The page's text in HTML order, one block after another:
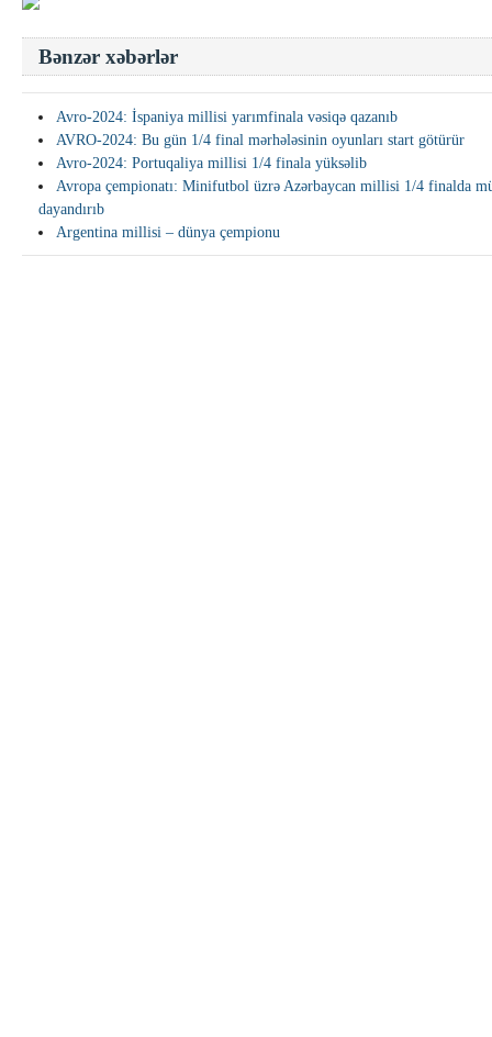
Bənzər xəbərlər
Avro-2024: İspaniya millisi yarımfinala vəsiqə qazanıb
AVRO-2024: Bu gün 1/4 final mərhələsinin oyunları start götürür
Avro-2024: Portuqaliya millisi 1/4 finala yüksəlib
Avropa çempionatı: Minifutbol üzrə Azərbaycan millisi 1/4 finalda
dayandırıb
Argentina millisi – dünya çempionu